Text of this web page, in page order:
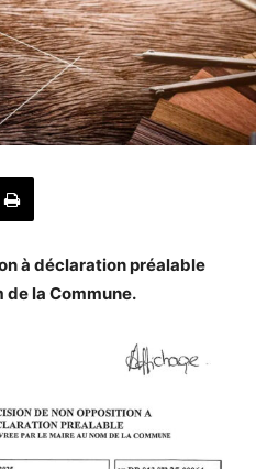
à déclaration préalable
de la Commune.